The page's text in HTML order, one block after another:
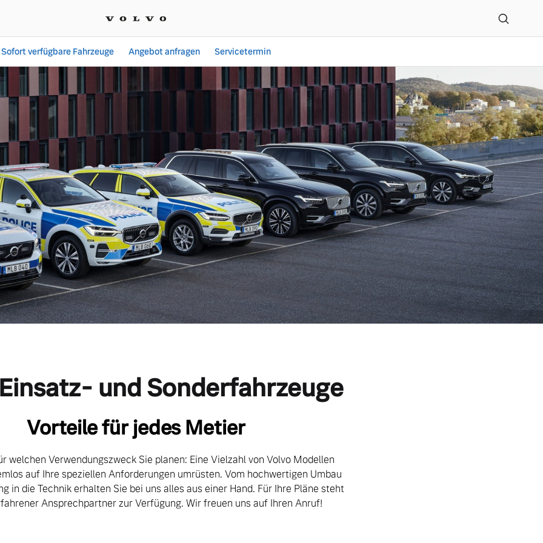
Zirwes GmbH
Sofort verfügbare Fahrzeuge Angebot anfragen Servicetermin
und Sonderfahrzeuge
Vorteile für jedes Metier
welchen Verwendungszweck Sie planen: Eine Vielzahl von Volvo Modellen
auf Ihre speziellen Anforderungen umrüsten. Vom hochwertigen Umbau
in die Technik erhalten Sie bei uns alles aus einer Hand. Für Ihre Pläne steht
Ansprechpartner zur Verfügung. Wir freuen uns auf Ihren Anruf!